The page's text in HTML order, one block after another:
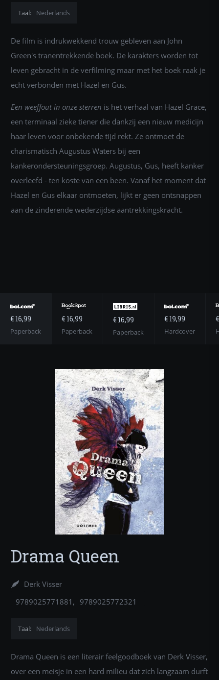
Taal: Nederlands
De film is indrukwekkend trouw gebleven aan John
Green's tranentrekkende boek. De karakters worden tot
leven gebracht in de verfilming maar met het boek raak je
echt verbonden met Hazel en Gus.
Een weeffout in onze sterren is het verhaal van Hazel Grace,
een terminaal zieke tiener die dankzij een nieuw medicijn
haar leven voor onbekende tijd rekt. Ze ontmoet de
charismatisch Augustus Waters bij een
kankerondersteuningsgroep. Augustus, Gus, heeft kanker
overleefd - ten koste van een been. Vanaf het moment dat
Hazel en Gus elkaar ontmoeten, lijkt er geen ontsnappen
aan de zinderende wederzijdse aantrekkingskracht.
€ 16,99
Paperback
€ 16,99
Paperback
€ 16,99
Paperback
€ 19,99
Hardcover
Drama Queen
Derk Visser
9789025771881
9789025772321
Taal: Nederlands
Drama Queen is een literair feelgoodboek van Derk Visser,
over een meisje in een hard milieu dat zich langzaam durft